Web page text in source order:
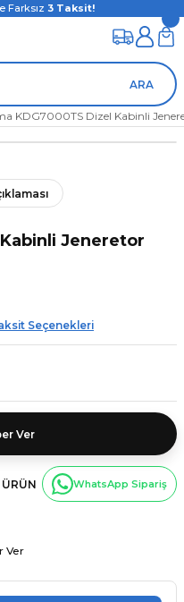
Farksız 3 Taksit!
ARA
KDG7000TS Dizel Kabinli
Jeneretor
Seçenekleri
Ver
WhatsApp Sipariş
Ver